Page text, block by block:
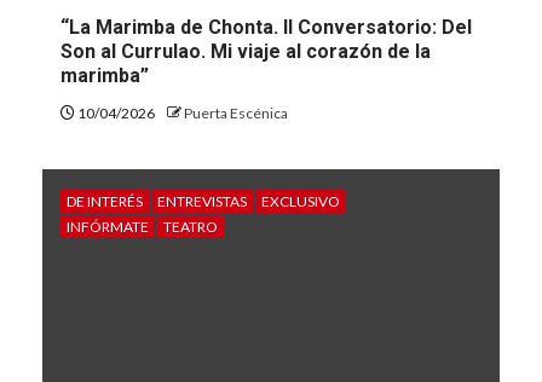
“La Marimba de Chonta. II Conversatorio: Del
Son al Currulao. Mi viaje al corazón de la
marimba”
10/04/2026 Puerta Escénica
DE INTERÉS ENTREVISTAS
EXCLUSIVO
INFÓRMATE
TEATRO